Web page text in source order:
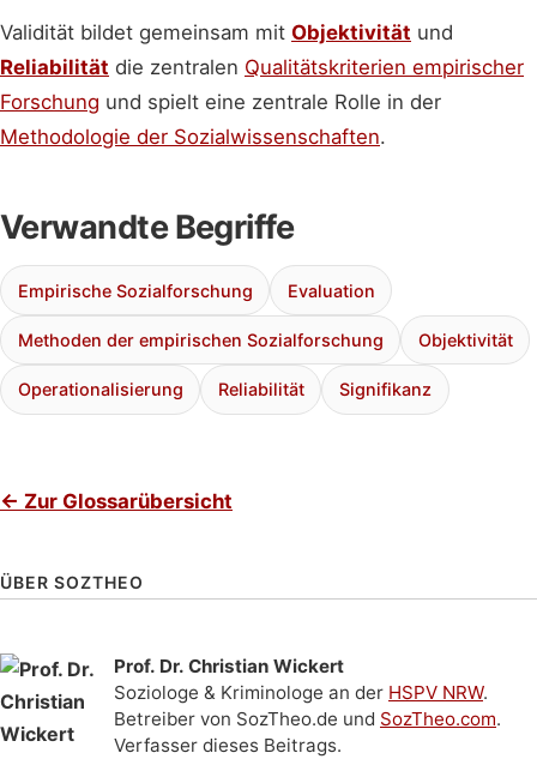
Validität bildet gemeinsam mit Objektivität und
Reliabilität die zentralen Qualitätskriterien empirischer
Forschung und spielt eine zentrale Rolle in der
Methodologie der Sozialwissenschaften.
Verwandte Begriffe
Empirische Sozialforschung Evaluation
Methoden der empirischen Sozialforschung Objektivität
Operationalisierung Reliabilität Signifikanz
← Zur Glossarübersicht
Seitenspalte
ÜBER SOZTHEO
Prof. Dr. Christian Wickert
Soziologe & Kriminologe an der HSPV NRW.
Betreiber von SozTheo.de und SozTheo.com.
Verfasser dieses Beitrags.